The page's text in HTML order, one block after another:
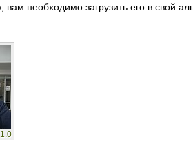
необходимо загрузить его в свой
1.0